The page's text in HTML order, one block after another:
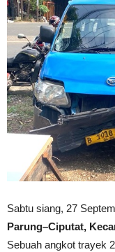
Sabtu siang, 27
Parung–Ciputat,
Sebuah angkot trayek